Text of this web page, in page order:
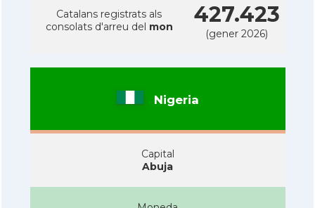
Catalans registrats als
consolats d'arreu del mon 427.423
(gener 2026)
Nigeria
Capital
Abuja